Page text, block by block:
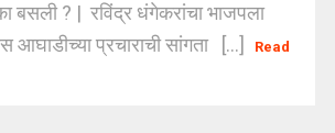
बसली ? | रविंद्र धंगेकरांचा भाजपला
आघाडीच्या प्रचाराची सांगता [...]
Read